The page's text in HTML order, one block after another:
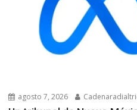
agosto 7, 2026